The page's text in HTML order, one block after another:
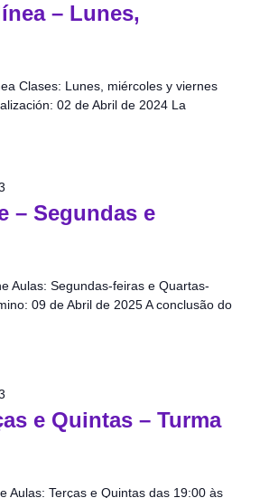
– Lunes,
Clases: Lunes, miércoles y viernes
02 de Abril de 2024 La
– Segundas e
Aulas: Segundas-feiras e Quartas-
09 de Abril de 2025 A conclusão do
e Quintas – Turma
Aulas: Terças e Quintas das 19:00 às